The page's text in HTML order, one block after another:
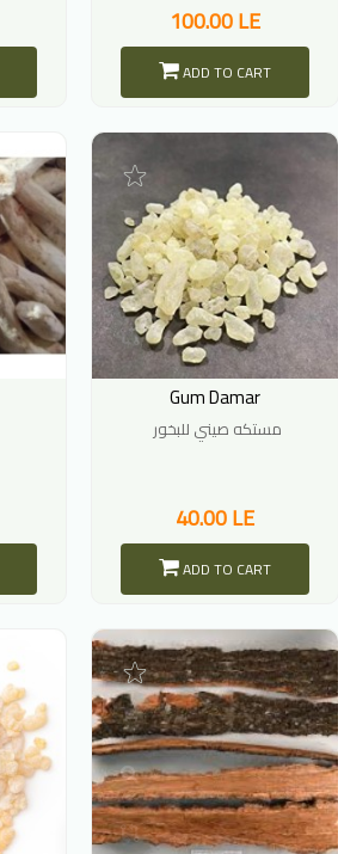
100.00 LE
ADD TO CART
Gum Damar
مستكه صيني للبخور
40.00 LE
ADD TO CART